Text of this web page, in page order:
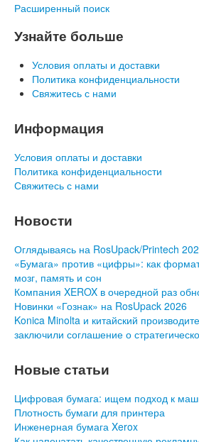
Расширенный поиск
Узнайте больше
Условия оплаты и доставки
Политика конфиденциальности
Свяжитесь с нами
Информация
Условия оплаты и доставки
Политика конфиденциальности
Свяжитесь с нами
Новости
Оглядываясь на RosUpack/Printech
«Бумага» против «цифры»: как
мозг, память и сон
Компания XEROX в очередной раз
Новинки «Гознак» на RosUpack 2026
Konica Minolta и китайский
заключили соглашение о
Новые статьи
Цифровая бумага: ищем подход к
Плотность бумаги для принтера
Инженерная бумага Xerox